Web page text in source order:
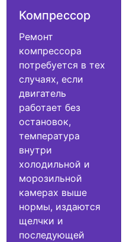
Компрессор
Ремонт
компрессора
потребуется в тех
случаях, если
двигатель
работает без
остановок,
температура
внутри
холодильной и
морозильной
камерах выше
нормы, издаются
щелчки и
последующей